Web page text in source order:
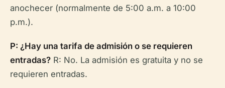
anochecer (normalmente de 5:00 a.m. a 10:00
p.m.).
P: ¿Hay una tarifa de admisión o se requieren
entradas? R: No. La admisión es gratuita y no se
requieren entradas.